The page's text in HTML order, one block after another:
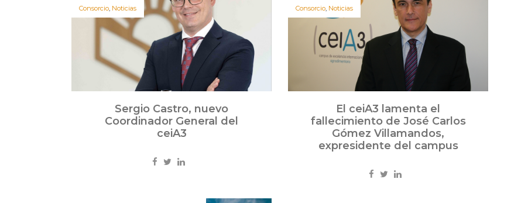
Consorcio, Noticias
Sergio Castro, nuevo
Coordinador General del
ceiA3
Consorcio, Noticias
El ceiA3 lamenta el
fallecimiento de José Carlos
Gómez Villamandos,
expresidente del campus